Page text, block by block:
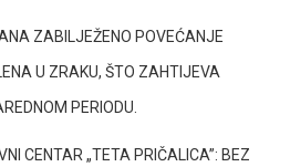
ZABILJEŽENO POVEĆANJE
U ZRAKU, ŠTO ZAHTIJEVA
PERIODU.
CENTAR „TETA PRIČALICA”: BEZ